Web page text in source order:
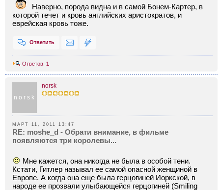
Наверно, порода видна и в самой Бонем-Картер, в
которой течет и кровь английских аристократов, и
еврейская кровь тоже.
Ответить
Ответов: 1
norsk
norsk
МАРТ 11, 2011 13:47
RE: moshe_d - Обрати внимание, в фильме
появляются три королевы...
Мне кажется, она никогда не была в особой тени.
Кстати, Гитлер называл ее самой опасной женщиной в
Европе. А когда она еще была герцогиней Иоркской, в
народе ее прозвали улыбающейся герцогиней (Smiling